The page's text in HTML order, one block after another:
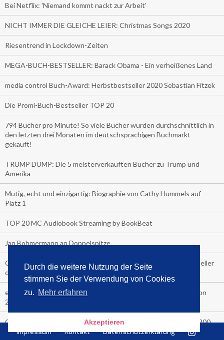
Durch die weitere Nutzung der Seite
stimmen Sie der Verwendung von Cookies
zu. Mehr erfahren
Akzeptieren
Bei Netflix: 'Niemand kommt nackt zur Arbeit'
NICHT IMMER DIE GLEICHE LEIER: Christmas Songs 2020
Riesentrend in Lockdown-Zeiten
MEGA-BUCH-BESTSELLER: Barack Obama - Ein verheißenes Land
media control Buch-Award: Herbstbestseller 2020 Sebastian Fitzek
Die Promi-Buch-Bestseller TOP 20
794 Bücher pro Minute! So viele Bücher wurden durchschnittlich in
den letzten drei Monaten im deutschsprachigen Buchmarkt
gekauft!
TRUMP DUMP: Die 5 meisterverkauften Bücher zu Trump und
Amerika
Mutig, echt und einzigartig: Biographie von Cathy Hummels auf
Platz 1
TOP 20 MC Audiobook Streaming by BookBeat
Jan Böhmermann an Doppelspitze
Corona Fehlalarm? Media Control hat die 5 Corona-Buch-Bestseller
der letzten 3 Monate hier
eBook-Fan? Media Control hat die 5 meistverkauften Reader von
2020 und die Top 5 der meistgelesenen eBooks
COVER-CHECK: Die Top Ten Verkäufe letzte Woche an über 200
Bahnhofskiosken
Impressum Kontakt Datenschutzerklärung